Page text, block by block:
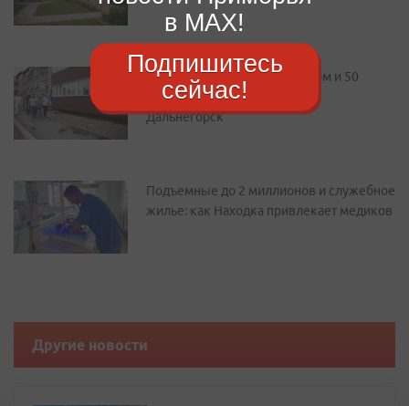
Новый парк, сквер с фонтаном и 50
квартир: как преображается
Дальнегорск
Подъемные до 2 миллионов и служебное
жилье: как Находка привлекает медиков
Другие новости
в MAX!
Подпишитесь
сейчас!